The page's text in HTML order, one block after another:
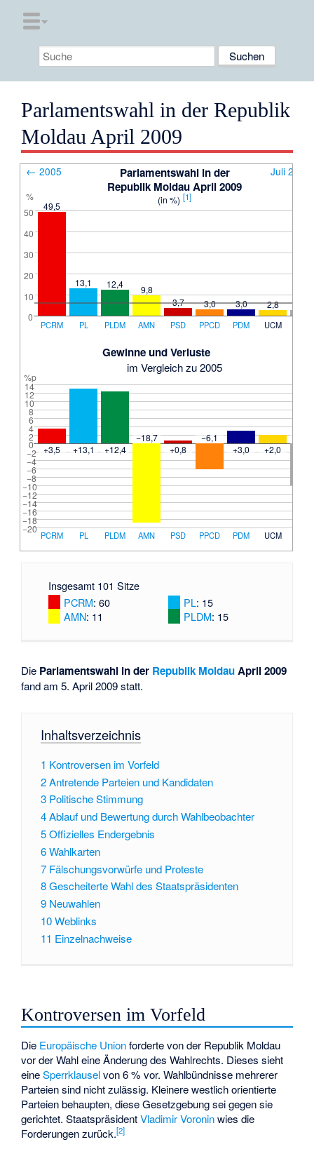
Parlamentswahl in der Republik
Moldau April 2009
← 2005
Parlamentswahl in der
Republik Moldau April 2009
Juli 2009
(in %) [1]
%
50
40
30
20
10
0
49,5
13,1 12,4
9,8
3,7
3,0 3,0 2,8
PCRM PL PLDM AMN PSD PPCD PDM UCM
Gewinne und Verluste
im Vergleich zu 2005
%p
14
12
10
8
6
4
2
0
−2
−4
−6
−8
−10
−12
−14
−16
−18
−20
+3,5 +13,1 +12,4
−18,7
+0,8
−6,1
+3,0
+2,0
PCRM PL PLDM AMN PSD PPCD PDM UCM
Insgesamt 101 Sitze
PCRM: 60
AMN: 11
PL: 15
PLDM: 15
Die Parlamentswahl in der Republik MoldauApril 2009
fand am 5. April 2009 statt.
Inhaltsverzeichnis
1 Kontroversen im Vorfeld
2Antretende Parteien und Kandidaten
3 Politische Stimmung
4Ablauf und Bewertung durch Wahlbeobachter
5Offizielles Endergebnis
6Wahlkarten
7 Fälschungsvorwürfe und Proteste
8Gescheiterte Wahl des Staatspräsidenten
9 Neuwahlen
10Weblinks
11 Einzelnachweise
Kontroversen im Vorfeld
Die Europäische Unionforderte von der Republik Moldau
vor der Wahl eine Änderung des Wahlrechts. Dieses sieht
eineSperrklauselvon 6 % vor. Wahlbündnisse mehrerer
Parteien sind nicht zulässig. Kleinere westlich orientierte
Parteien behaupten, diese Gesetzgebung sei gegen sie
gerichtet. StaatspräsidentVladimir Voroninwies die
Forderungen zurück.[2]